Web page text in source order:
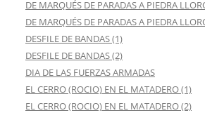
DE MARQUÉS DE PARADAS A PIEDRA
DE MARQUÉS DE PARADAS A PIEDRA
DESFILE DE BANDAS (1)
DESFILE DE BANDAS (2)
DIA DE LAS FUERZAS ARMADAS
EL CERRO (ROCIO) EN EL MATADERO (1)
EL CERRO (ROCIO) EN EL MATADERO (2)